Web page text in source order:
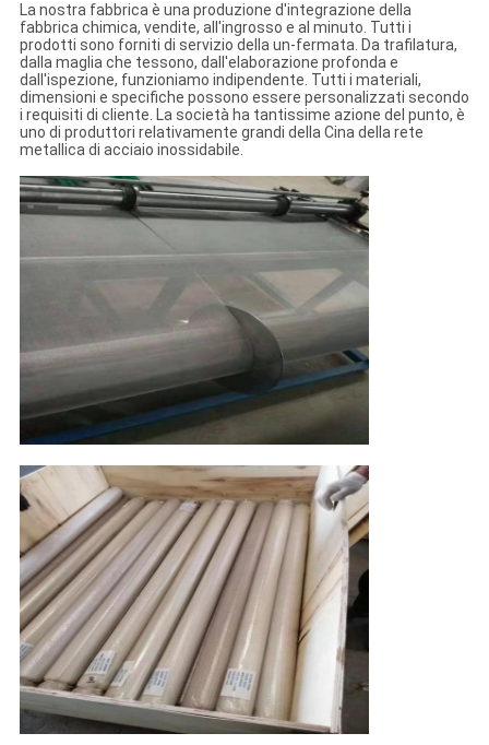
La nostra fabbrica è una produzione d'integrazione della
fabbrica chimica, vendite, all'ingrosso e al minuto. Tutti i
prodotti sono forniti di servizio della un-fermata. Da trafilatura,
dalla maglia che tessono, dall'elaborazione profonda e
dall'ispezione, funzioniamo indipendente. Tutti i materiali,
dimensioni e specifiche possono essere personalizzati secondo
i requisiti di cliente. La società ha tantissime azione del punto, è
uno di produttori relativamente grandi della Cina della rete
metallica di acciaio inossidabile.